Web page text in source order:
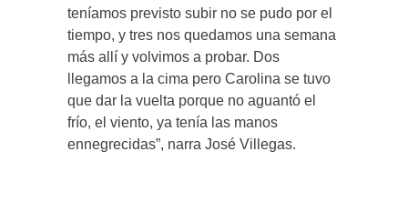
teníamos previsto subir no se pudo por el
tiempo, y tres nos quedamos una semana
más allí y volvimos a probar. Dos
llegamos a la cima pero Carolina se tuvo
que dar la vuelta porque no aguantó el
frío, el viento, ya tenía las manos
ennegrecidas”, narra José Villegas.